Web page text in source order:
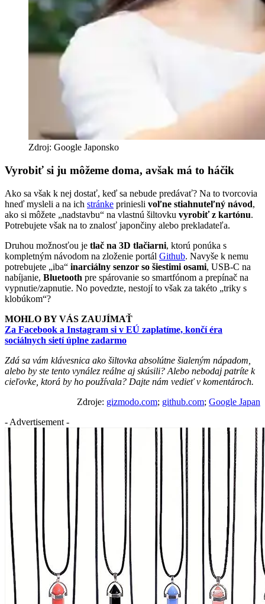
Zdroj: Google Japonsko
Vyrobiť si ju môžeme doma, avšak má to háčik
Ako sa však k nej dostať, keď sa nebude predávať? Na to tvorcovia
hneď mysleli a na ich stránke priniesli voľne stiahnuteľný návod,
ako si môžete „nadstavbu“ na vlastnú šiltovku vyrobiť z kartónu.
Potrebujete však na to znalosť japončiny alebo prekladateľa.
Druhou možnosťou je tlač na 3D tlačiarni, ktorú ponúka s
kompletným návodom na zloženie portál Github. Navyše k nemu
potrebujete „iba“ inarciálny senzor so šiestimi osami, USB-C na
nabíjanie, Bluetooth pre spárovanie so smartfónom a prepínač na
vypnutie/zapnutie. No povedzte, nestojí to však za takéto „triky s
klobúkom“?
MOHLO BY VÁS ZAUJÍMAŤ
Za Facebook a Instagram si v EÚ zaplatíme, končí éra
sociálnych sietí úplne zadarmo
Zdá sa vám klávesnica ako šiltovka absolútne šialeným nápadom,
alebo by ste tento vynález reálne aj skúsili? Alebo nebodaj patríte k
cieľovke, ktorá by ho používala? Dajte nám vedieť v komentároch.
Zdroje: gizmodo.com; github.com; Google Japan
- Advertisement -